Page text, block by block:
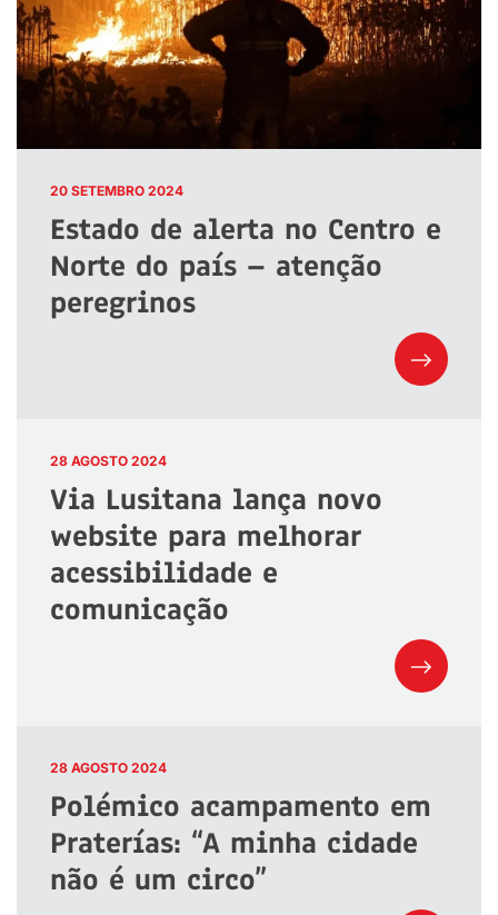
20 SETEMBRO 2024
Estado de alerta no Centro e
Norte do país – atenção
peregrinos
28 AGOSTO 2024
Via Lusitana lança novo
website para melhorar
acessibilidade e
comunicação
28 AGOSTO 2024
Polémico acampamento em
Praterías: “A minha cidade
não é um circo”